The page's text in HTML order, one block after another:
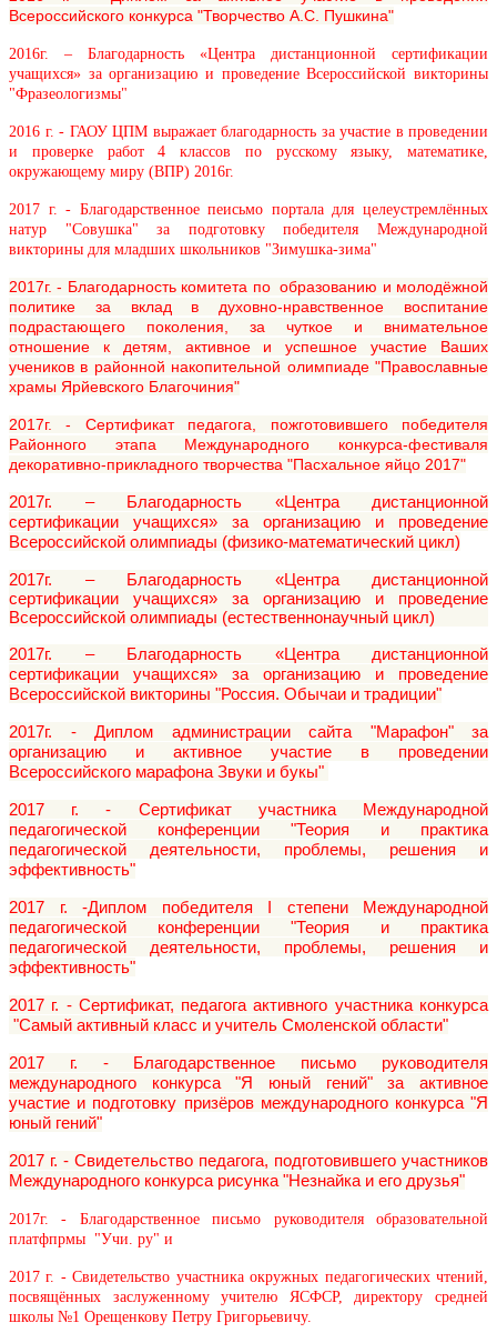
Всероссийского конкурса "Творчество А.С. Пушкина"
2016г. – Благодарность «Центра дистанционной сертификации
учащихся» за организацию и проведение Всероссийской викторины
"Фразеологизмы"
2016 г. - ГАОУ ЦПМ выражает благодарность за участие в проведении
и проверке работ 4 классов по русскому языку, математике,
окружающему миру (ВПР) 2016г.
2017 г. - Благодарственное пеисьмо портала для целеустремлённых
натур "Совушка" за подготовку победителя Международной
викторины для младших школьников "Зимушка-зима"
2017г. - Благодарность комитета по образованию и молодёжной
политике за вклад в духовно-нравственное воспитание
подрастающего поколения, за чуткое и внимательное
отношение к детям, активное и успешное участие Ваших
учеников в районной накопительной олимпиаде "Православные
храмы Ярйевского Благочиния"
2017г. - Сертификат педагога, пожготовившего победителя
Районного этапа Международного конкурса-фестиваля
декоративно-прикладного творчества "Пасхальное яйцо 2017"
2017г. – Благодарность «Центра дистанционной
сертификации учащихся» за организацию и проведение
Всероссийской олимпиады (физико-математический цикл)
2017г. – Благодарность «Центра дистанционной
сертификации учащихся» за организацию и проведение
Всероссийской олимпиады (естественнонаучный цикл)
2017г. – Благодарность «Центра дистанционной
сертификации учащихся» за организацию и проведение
Всероссийской викторины "Россия. Обычаи и традиции"
2017г. - Диплом администрации сайта "Марафон" за
организацию и активное участие в проведении
Всероссийского марафона Звуки и букы"
2017 г. - Сертификат участника Международной
педагогической конференции "Теория и практика
педагогической деятельности, проблемы, решения и
эффективность"
2017 г. -Диплом победителя I степени Международной
педагогической конференции "Теория и практика
педагогической деятельности, проблемы, решения и
эффективность"
2017 г. - Сертификат, педагога активного участника конкурса
"Самый активный класс и учитель Смоленской области"
2017 г. - Благодарственное письмо руководителя
международного конкурса "Я юный гений" за активное
участие и подготовку призёров международного конкурса "Я
юный гений"
2017 г. - Свидетельство педагога, подготовившего участников
Международного конкурса рисунка "Незнайка и его друзья"
2017г. - Благодарственное письмо руководителя образовательной
платфпрмы "Учи. ру" и
2017 г. - Свидетельство участника окружных педагогических чтений,
посвящённых заслуженному учителю ЯСФСР, директору средней
школы №1 Орещенкову Петру Григорьевичу.